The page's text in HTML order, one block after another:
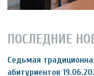
ПОСЛЕДНИЕ
Седьмая
абитуриентов